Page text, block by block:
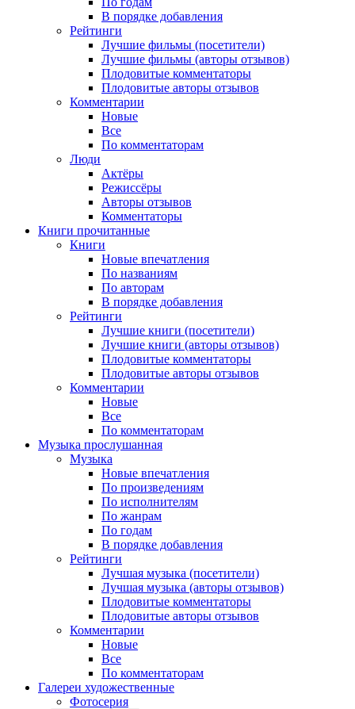
В порядке добавления
Рейтинги
Лучшие фильмы (посетители)
Лучшие фильмы (авторы отзывов)
Плодовитые комментаторы
Плодовитые авторы отзывов
Комментарии
Новые
Все
По комментаторам
Люди
Актёры
Режиссёры
Авторы отзывов
Комментаторы
Книги прочитанные
Книги
Новые впечатления
По названиям
По авторам
В порядке добавления
Рейтинги
Лучшие книги (посетители)
Лучшие книги (авторы отзывов)
Плодовитые комментаторы
Плодовитые авторы отзывов
Комментарии
Новые
Все
По комментаторам
Музыка прослушанная
Музыка
Новые впечатления
По произведениям
По исполнителям
По жанрам
По годам
В порядке добавления
Рейтинги
Лучшая музыка (посетители)
Лучшая музыка (авторы отзывов)
Плодовитые комментаторы
Плодовитые авторы отзывов
Комментарии
Новые
Все
По комментаторам
Галереи художественные
Фотосерия